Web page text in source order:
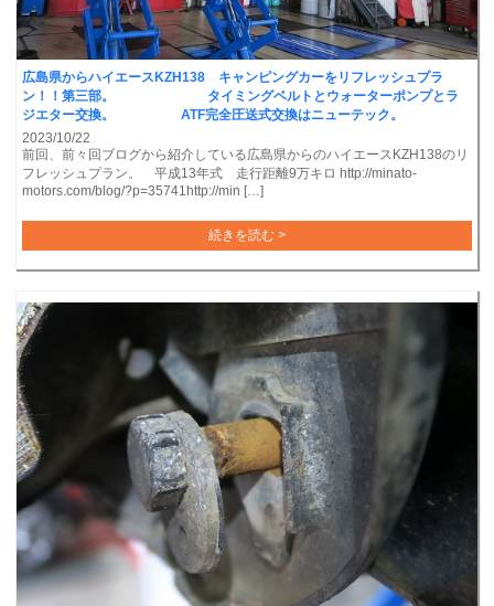
広島県からハイエースKZH138 キャンピングカーをリフレッシュプラ
ン！！第三部。 タイミングベルトとウォーターポンプとラ
ジエター交換。 ATF完全圧送式交換はニューテック。
2023/10/22
前回、前々回ブログから紹介している広島県からのハイエースKZH138のリ
フレッシュプラン。 平成13年式 走行距離9万キロ http://minato-
motors.com/blog/?p=35741http://min […]
続きを読む >